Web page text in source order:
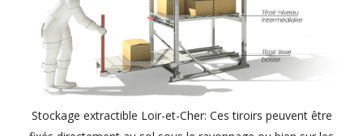
Stockage extractible Loir-et-Cher: Ces tiroirs peuvent être